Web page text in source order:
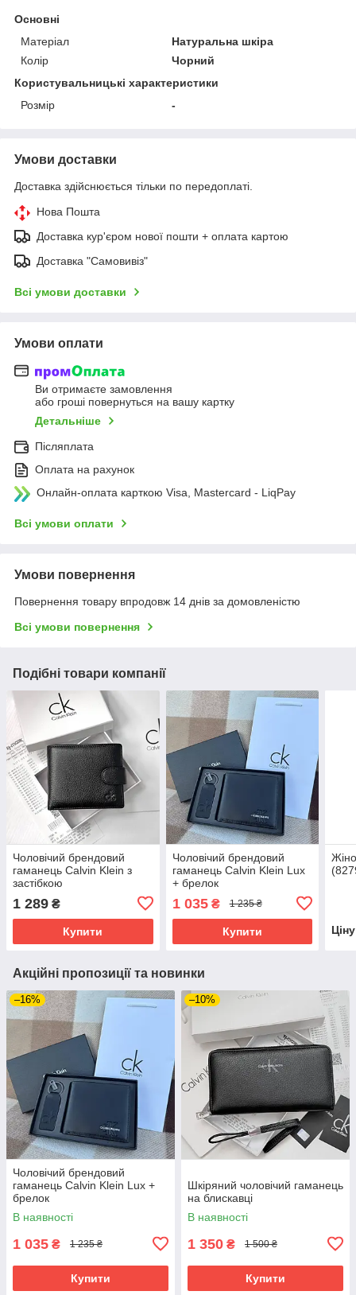
Основні
Матеріал
Натуральна шкіра
Колір
Чорний
Користувальницькі характеристики
Розмір
-
Умови доставки
Доставка здійснюється тільки по передоплаті.
Нова Пошта
Доставка кур'єром нової пошти + оплата картою
Доставка "Самовивіз"
Всі умови доставки
Умови оплати
Ви отримаєте замовлення
або гроші повернуться на вашу картку
Детальніше
Післяплата
Оплата на рахунок
Онлайн-оплата карткою Visa, Mastercard - LiqPay
Всі умови оплати
Умови повернення
Повернення товару впродовж 14 днів за домовленістю
Всі умови повернення
Подібні товари компанії
Чоловічий брендовий
гаманець Calvin Klein з
застібкою
1 289 ₴
Купити
Чоловічий брендовий
гаманець Calvin Klein Lux
+ брелок
1 035₴ 1 235 ₴
Купити
Акційні пропозиції та новинки
–16%
Чоловічий брендовий
гаманець Calvin Klein Lux +
брелок
В наявності
1 035 ₴ 1 235 ₴
Купити
–10%
Шкіряний чоловічий гаманець
на блискавці
В наявності
1 350 ₴ 1 500 ₴
Купити